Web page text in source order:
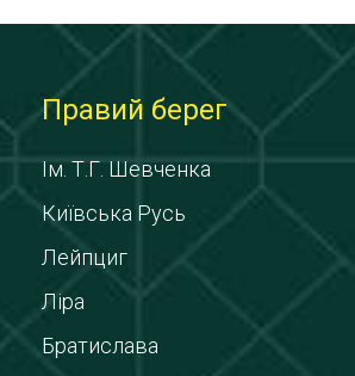
Правий берег
Ім. Т.Г. Шевченка
Київська Русь
Лейпциг
Ліра
Братислава